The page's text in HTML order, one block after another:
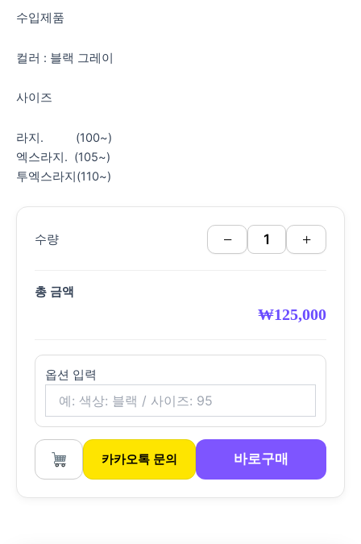
수입제품
컬러 : 블랙 그레이
사이즈
라지. (100~)
엑스라지. (105~)
투엑스라지(110~)
수량 − +
총 금액
₩125,000
옵션 입력
카카오톡 문의 바로구매